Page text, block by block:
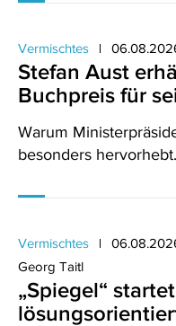
Vermischtes
Stefan Aust
Buchpreis für
Warum
besonders hervorhebt.
Vermischtes
Georg Taitl
„Spiegel“